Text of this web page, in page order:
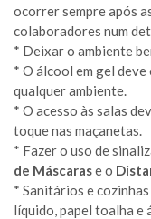
ocorrer sempre após
colaboradores num
* Deixar o ambiente
* O álcool em gel
qualquer ambiente.
* O acesso às salas
toque nas maçanetas.
* Fazer o uso de
de Máscarase o
* Sanitários e
líquido, papel toalha e